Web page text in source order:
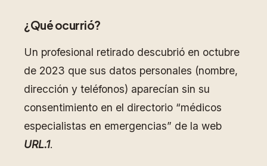
¿Qué ocurrió?
Un profesional retirado descubrió en octubre
de 2023 que sus datos personales (nombre,
dirección y teléfonos) aparecían sin su
consentimiento en el directorio “médicos
especialistas en emergencias” de la web
URL.1.